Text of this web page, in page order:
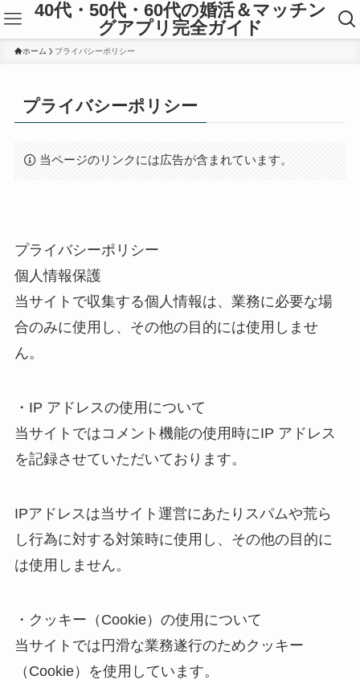
40代・50代・60代の婚活＆マッチン
グアプリ完全ガイド
ホーム プライバシーポリシー
プライバシーポリシー
当ページのリンクには広告が含まれています。
プライバシーポリシー
個人情報保護
当サイトで収集する個人情報は、業務に必要な場
合のみに使用し、その他の目的には使用しませ
ん。
・IP アドレスの使用について
当サイトではコメント機能の使用時にIP アドレス
を記録させていただいております。
IPアドレスは当サイト運営にあたりスパムや荒ら
し行為に対する対策時に使用し、その他の目的に
は使用しません。
・クッキー（Cookie）の使用について
当サイトでは円滑な業務遂行のためクッキー
（Cookie）を使用しています。